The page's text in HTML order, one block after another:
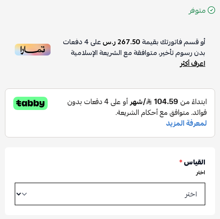
متوفر
أو قسم فاتورتك بقيمة267.50 ر.س على4دفعات
بدون رسوم تأخير، متوافقة مع الشريعة الإسلامية
اعرف أكثر
القياس*
اختر